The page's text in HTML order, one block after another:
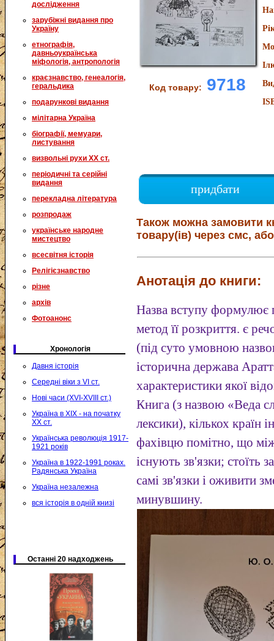
дослідження
зарубіжні видання про
Україну
етнографія,
давньоукраїнська
міфологія, антропологія
краєзнавство, генеалогія,
геральдика
подарункові видання
мілітарна Україна
біографії, мемуари,
листування
визвольні рухи XX ст.
періодичні та серійні
видання
перекладна література
розпродаж
українське народне
мистецтво
всесвітня історія
Релігієзнавство
різне
архів
Фотоанонс
Хронологія
Давня історія
Середні віки з VI ст.
Нові часи (XVI-XVIII ст.)
Україна в XIX - на початку
XX ст.
Українська революція 1917-
1921 років
Україна в 1922-1991 роках.
Радянська Україна
Україна незалежна
вся історія в одній книзі
Останні 20 надходжень
Код товару: 9718
придбати
Також можна замовити
товару(ів) через смс,
Анотація до книги:
Назва вступу формулює
метод її розкриття. є
(під суто умовною
історична держава
характеристики якої
Книга (з назвою «Веда
лексики), кількох країн
фахівцю помітно, що
існують зв'язки; стоїть
самі зв'язки і оживити
минувшину.